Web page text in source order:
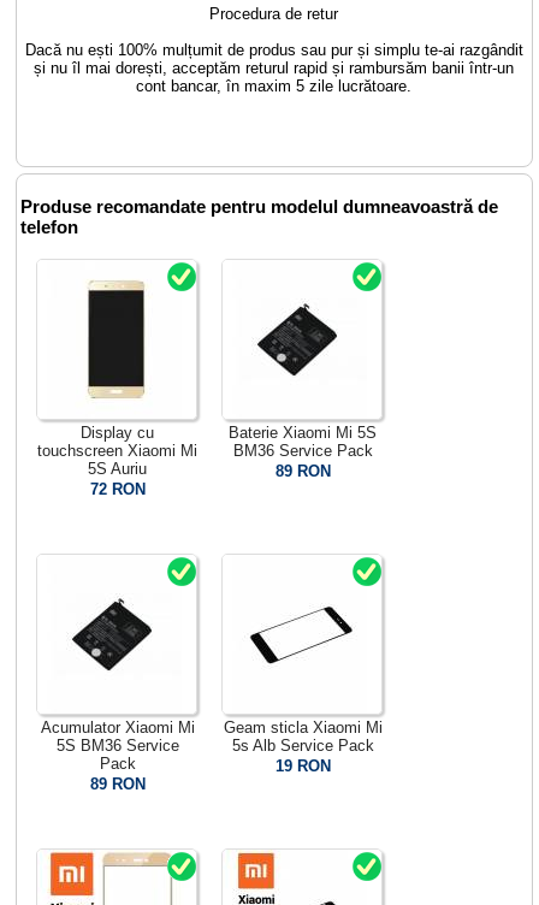
Procedura de retur
Dacă nu ești 100% mulțumit de produs sau pur și simplu te-ai razgândit
și nu îl mai dorești, acceptăm returul rapid și rambursăm banii într-un
cont bancar, în maxim 5 zile lucrătoare.
Produse recomandate pentru modelul dumneavoastră de
telefon
Display cu
touchscreen Xiaomi Mi
5S Auriu
72 RON
Baterie Xiaomi Mi 5S
BM36 Service Pack
89 RON
Acumulator Xiaomi Mi
5S BM36 Service
Pack
89 RON
Geam sticla Xiaomi Mi
5s Alb Service Pack
19 RON